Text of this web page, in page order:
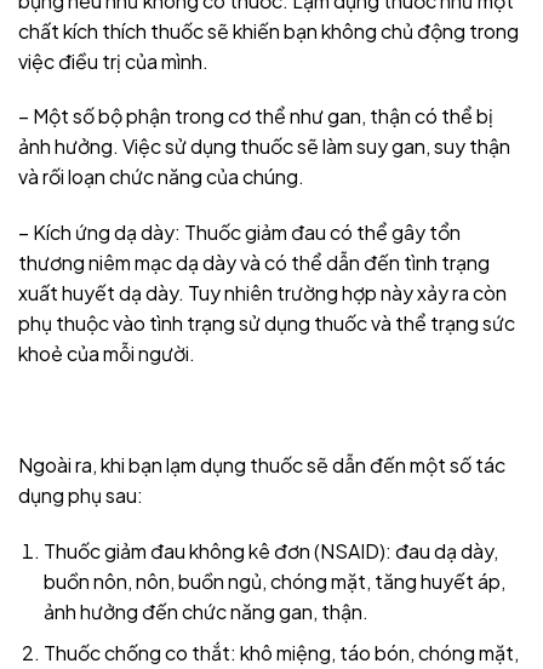
chất kích thích thuốc sẽ khiến bạn không chủ động trong
việc điều trị của mình.
– Một số bộ phận trong cơ thể như gan, thận có thể bị
ảnh hưởng. Việc sử dụng thuốc sẽ làm suy gan, suy thận
và rối loạn chức năng của chúng.
– Kích ứng dạ dày: Thuốc giảm đau có thể gây tổn
thương niêm mạc dạ dày và có thể dẫn đến tình trạng
xuất huyết dạ dày. Tuy nhiên trường hợp này xảy ra còn
phụ thuộc vào tình trạng sử dụng thuốc và thể trạng sức
khoẻ của mỗi người.
Ngoài ra, khi bạn lạm dụng thuốc sẽ dẫn đến một số tác
dụng phụ sau:
Thuốc giảm đau không kê đơn (NSAID): đau dạ dày,
buồn nôn, nôn, buồn ngủ, chóng mặt, tăng huyết áp,
ảnh hưởng đến chức năng gan, thận.
Thuốc chống co thắt: khô miệng, táo bón, chóng mặt,